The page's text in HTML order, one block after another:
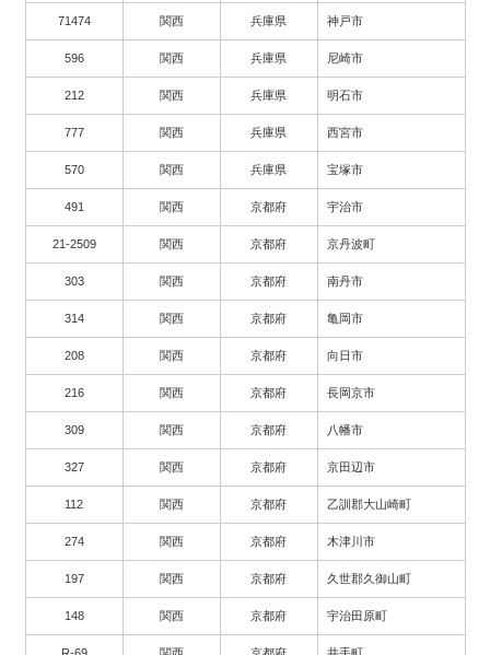
71474 関西 兵庫県 神戸市
596 関西 兵庫県 尼崎市
212 関西 兵庫県 明石市
777 関西 兵庫県 西宮市
570 関西 兵庫県 宝塚市
491 関西 京都府 宇治市
21-2509 関西 京都府 京丹波町
303 関西 京都府 南丹市
314 関西 京都府 亀岡市
208 関西 京都府 向日市
216 関西 京都府 長岡京市
309 関西 京都府 八幡市
327 関西 京都府 京田辺市
112 関西 京都府 乙訓郡大山崎町
274 関西 京都府 木津川市
197 関西 京都府 久世郡久御山町
148 関西 京都府 宇治田原町